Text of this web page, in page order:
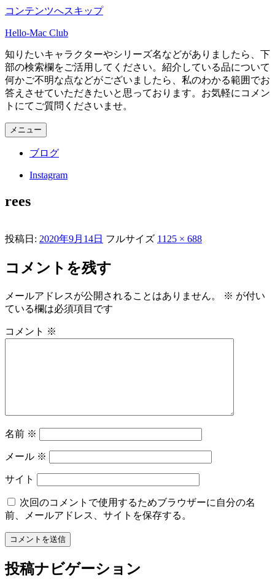
コンテンツへスキップ
Hello-Mac Club
知りたいキャラクターやシリーズ名などがありましたら、下
部の検索欄をご活用してください。紹介している品について
何かご不明な点などがございましたら、私のわかる範囲でお
答えさせていただきたいと思っております。お気軽にコメン
トにてご質問くださいませ。
メニュー
ブログ
Instagram
rees
投稿日: 2020年9月14日 フルサイズ 1125 × 688
コメントを残す
メールアドレスが公開されることはありません。 ※ が付い
ている欄は必須項目です
コメント ※
名前 ※
メール ※
サイト
次回のコメントで使用するためブラウザーに自分の名
前、メールアドレス、サイトを保存する。
投稿ナビゲーション